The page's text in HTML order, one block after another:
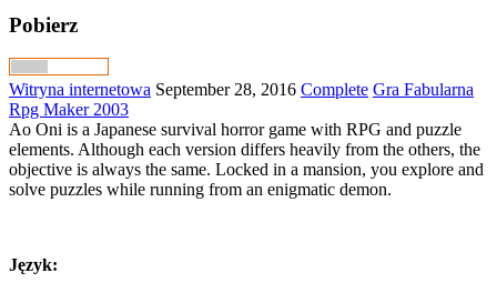
Pobierz
Witryna internetowa September 28, 2016 Complete Gra Fabularna
Rpg Maker 2003
Ao Oni is a Japanese survival horror game with RPG and puzzle
elements. Although each version differs heavily from the others, the
objective is always the same. Locked in a mansion, you explore and
solve puzzles while running from an enigmatic demon.
Język: